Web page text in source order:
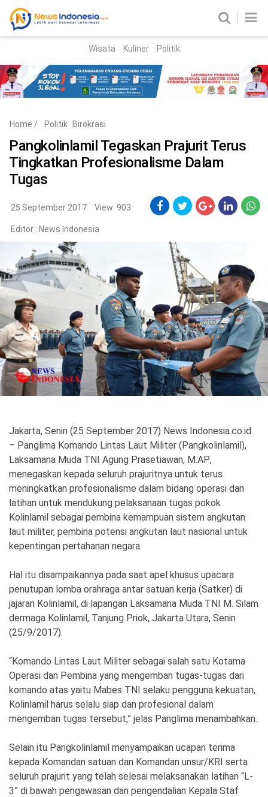
Parlemen
News Madura
Nasional
Peristiwa
Politik
Gaya Hidup
Kesehatan
Otomotif
Iptek
Teknologi
SosBud
Sosial Budaya
Wisata
Ekonomi Olahraga
©
News
Indonesia
.
All
Right
Reserve
Wisata Kuliner Politik
Home / Politik Birokrasi
Pangkolinlamil Tegaskan Prajurit Terus
Tingkatkan Profesionalisme Dalam
Tugas
25 September 2017 View: 903
Editor : News Indonesia
Jakarta, Senin (25 September 2017) News Indonesia.co.id
– Panglima Komando Lintas Laut Militer (Pangkolinlamil),
Laksamana Muda TNI Agung Prasetiawan, M.AP.,
menegaskan kepada seluruh prajuritnya untuk terus
meningkatkan profesionalisme dalam bidang operasi dan
latihan untuk mendukung pelaksanaan tugas pokok
Kolinlamil sebagai pembina kemampuan sistem angkutan
laut militer, pembina potensi angkutan laut nasional untuk
kepentingan pertahanan negara.
Hal itu disampaikannya pada saat apel khusus upacara
penutupan lomba orahraga antar satuan kerja (Satker) di
jajaran Kolinlamil, di lapangan Laksamana Muda TNI M. Silam
dermaga Kolinlamil, Tanjung Priok, Jakarta Utara, Senin
(25/9/2017).
“Komando Lintas Laut Militer sebagai salah satu Kotama
Operasi dan Pembina yang mengemban tugas-tugas dari
komando atas yaitu Mabes TNI selaku pengguna kekuatan,
Kolinlamil harus selalu siap dan profesional dalam
mengemban tugas tersebut,” jelas Panglima menambahkan.
Selain itu Pangkolinlamil menyampaikan ucapan terima
kepada Komandan satuan dan Komandan unsur/KRI serta
seluruh prajurit yang telah selesai melaksanakan latihan “L-
3” di bawah pengawasan dan pengendalian Kepala Staf